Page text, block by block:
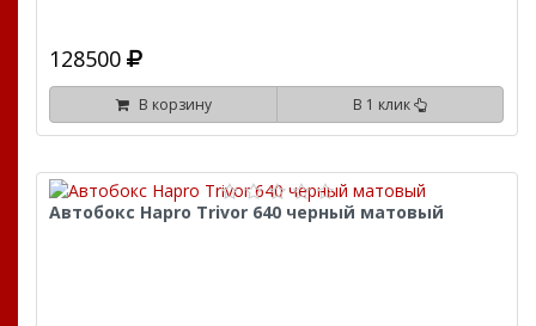
128500
В корзину В 1 клик
Автобокс Hapro Trivor 640 черный матовый